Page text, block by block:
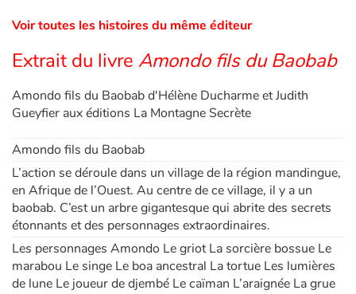
Blog
Par thématique
Contes d'ici et d'ailleurs
Autour de la lecture
Apprendre à lire
Voir toutes les histoires du même éditeur
Extrait du livre Amondo fils du Baobab
Amondo fils du Baobab d'Hélène Ducharme et Judith
Gueyfier aux éditions La Montagne Secrète
Amondo fils du Baobab
L’action se déroule dans un village de la région mandingue,
en Afrique de l’Ouest. Au centre de ce village, il y a un
baobab. C’est un arbre gigantesque qui abrite des secrets
étonnants et des personnages extraordinaires.
Les personnages Amondo Le griot La sorcière bossue Le
marabou Le singe Le boa ancestral La tortue Les lumières
de lune Le joueur de djembé Le caïman L’araignée La grue